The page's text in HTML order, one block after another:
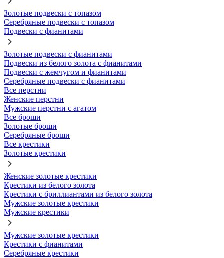
Золотые подвески с топазом
Серебряные подвески с топазом
Подвески с фианитами
Золотые подвески с фианитами
Подвески из белого золота с фианитами
Подвески с жемчугом и фианитами
Серебряные подвески с фианитами
Все перстни
Женские перстни
Мужские перстни с агатом
Все броши
Золотые броши
Серебряные броши
Все крестики
Золотые крестики
Женские золотые крестики
Крестики из белого золота
Крестики с бриллиантами из белого золота
Мужские золотые крестики
Мужские крестики
Мужские золотые крестики
Крестики с фианитами
Серебряные крестики